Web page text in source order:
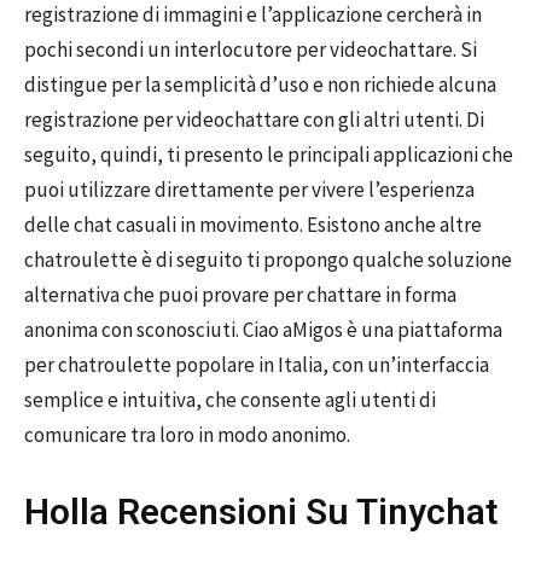
registrazione di immagini e l’applicazione cercherà in
pochi secondi un interlocutore per videochattare. Si
distingue per la semplicità d’uso e non richiede alcuna
registrazione per videochattare con gli altri utenti. Di
seguito, quindi, ti presento le principali applicazioni che
puoi utilizzare direttamente per vivere l’esperienza
delle chat casuali in movimento. Esistono anche altre
chatroulette è di seguito ti propongo qualche soluzione
alternativa che puoi provare per chattare in forma
anonima con sconosciuti. Ciao aMigos è una piattaforma
per chatroulette popolare in Italia, con un’interfaccia
semplice e intuitiva, che consente agli utenti di
comunicare tra loro in modo anonimo.
Holla Recensioni Su Tinychat